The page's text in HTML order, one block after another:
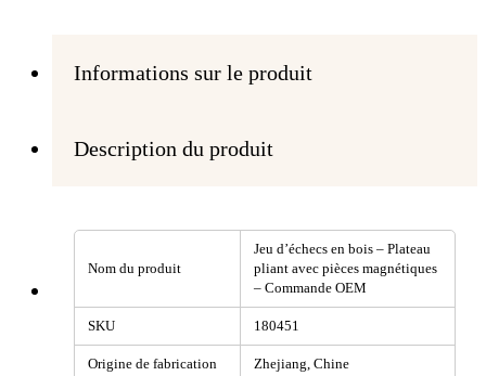
Informations sur le produit
Description du produit
Nom du produit
Jeu d’échecs en bois – Plateau
pliant avec pièces magnétiques
– Commande OEM
SKU 180451
Origine de fabrication Zhejiang, Chine